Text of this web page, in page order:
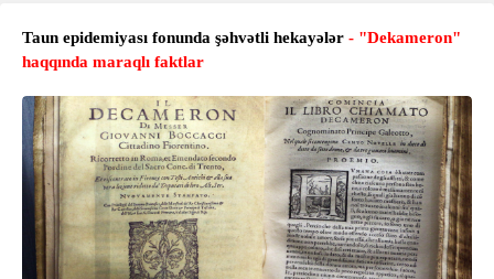
Taun epidemiyası fonunda şəhvətli hekayələr - "Dekameron"
haqqında maraqlı faktlar